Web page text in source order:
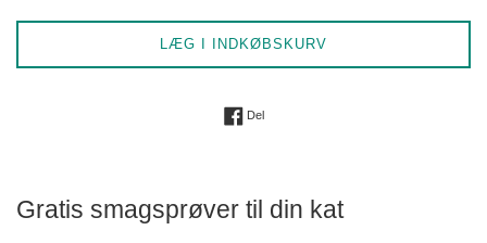
LÆG I INDKØBSKURV
DelDel på Facebook
Gratis smagsprøver til din kat